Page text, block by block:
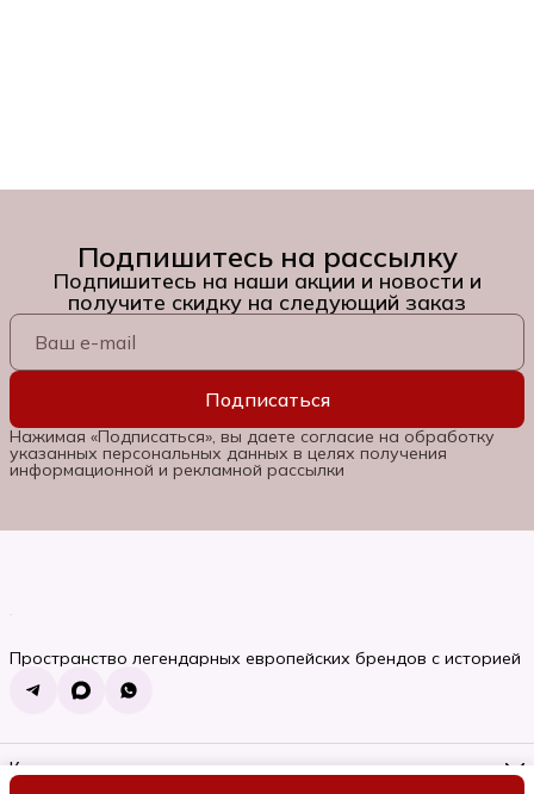
Подпишитесь на рассылку
Подпишитесь на наши акции и новости и
получите скидку на следующий заказ
Подписаться
Нажимая «Подписаться», вы даете согласие на обработку
указанных персональных данных в целях получения
информационной и рекламной рассылки
Пространство легендарных европейских брендов с историей
Контакты